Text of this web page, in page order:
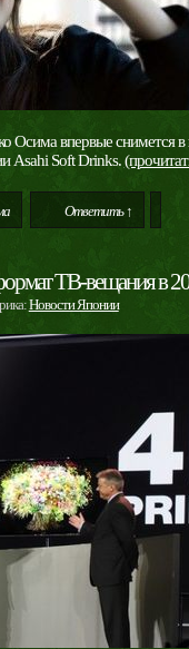
впервые снимется в
Asahi Soft Drinks.
Ответить ↑
ТВ-вещания в
Новости Японии